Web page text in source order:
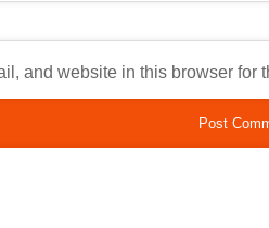
and website in this browser for